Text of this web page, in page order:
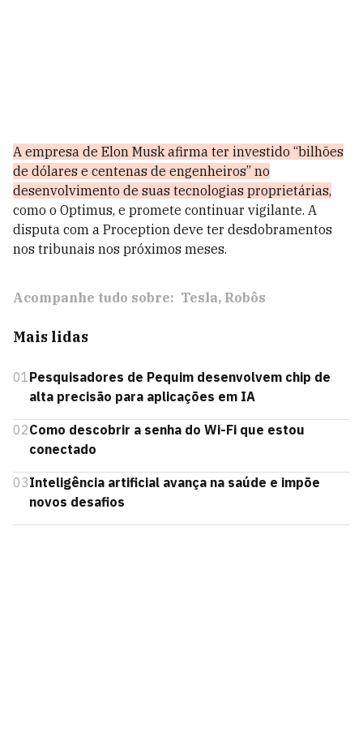
A empresa de Elon Musk afirma ter investido “bilhões
de dólares e centenas de engenheiros” no
desenvolvimento de suas tecnologias proprietárias,
como o Optimus, e promete continuar vigilante. A
disputa com a Proception deve ter desdobramentos
nos tribunais nos próximos meses.
Acompanhe tudo sobre: Tesla Robôs
Mais lidas
01Pesquisadores de Pequim desenvolvem chip de
alta precisão para aplicações em IA
02Como descobrir a senha do Wi-Fi que estou
conectado
03Inteligência artificial avança na saúde e impõe
novos desafios